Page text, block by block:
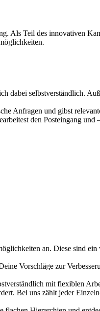
Als Teil des innovativen
dabei selbstverständlich.
Anfragen und gibst
den Posteingang und
an. Diese sind
Vorschläge zur
mit flexiblen
Bei uns zählt jeder